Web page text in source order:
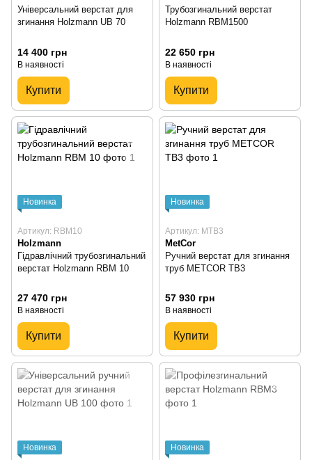
Універсальний верстат для
згинання Holzmann UB 70
14 400 грн
В наявності
Купити
Трубозгинальний верстат
Holzmann RBM1500
22 650 грн
В наявності
Купити
Новинка
Артикул: RBM10
Holzmann
Гідравлічний трубозгинальний
верстат Holzmann RBM 10
27 470 грн
В наявності
Купити
Новинка
Артикул: MTB3
MetCor
Ручний верстат для згинання
труб METCOR TB3
57 930 грн
В наявності
Купити
Новинка Новинка